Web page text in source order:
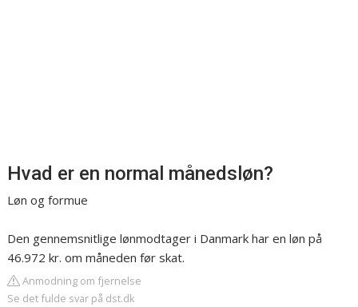
Hvad er en normal månedsløn?
Løn og formue
Den gennemsnitlige lønmodtager i Danmark har en løn på
46.972 kr. om måneden før skat.
Anmodning om fjernelse
Se det fulde svar på dst.dk